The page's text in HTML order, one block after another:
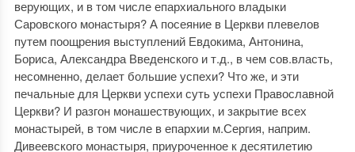
верующих, и в том числе епархиального владыки
Саровского монастыря? А посеяние в Церкви плевелов
путем поощрения выступлений Евдокима, Антонина,
Бориса, Александра Введенского и т.д., в чем сов.власть,
несомненно, делает большие успехи? Что же, и эти
печальные для Церкви успехи суть успехи Православной
Церкви? И разгон монашествующих, и закрытие всех
монастырей, в том числе в епархии м.Сергия, наприм.
Дивеевского монастыря, приуроченное к десятилетию